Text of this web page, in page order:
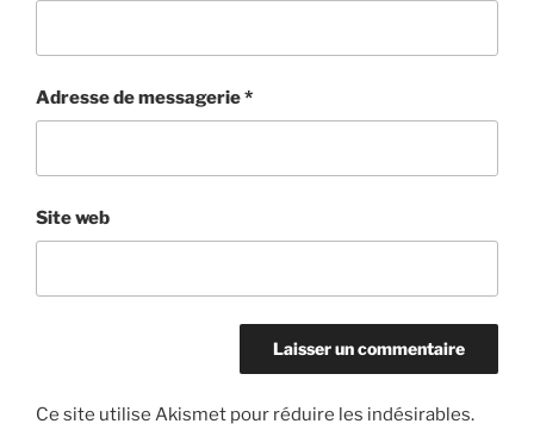
Adresse de messagerie*
Site web
Ce site utilise Akismet pour réduire les indésirables.